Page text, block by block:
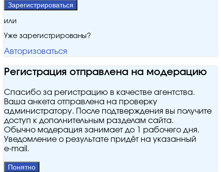
Зарегистрироваться
или
Уже зарегистрированы?
Авторизоваться
Регистрация отправлена на модерацию
Спасибо за регистрацию в качестве агентства.
Ваша анкета отправлена на проверку
администратору. После подтверждения вы получите
доступ к дополнительным разделам сайта.
Обычно модерация занимает до 1 рабочего дня.
Уведомление о результате придёт на указанный
e‑mail.
Понятно